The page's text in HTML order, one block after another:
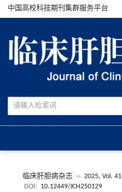
中国高校科技期刊集群服务平台
临床肝胆病杂志 ›› 2025, Vol. 41
DOI: 10.12449/JCH250129